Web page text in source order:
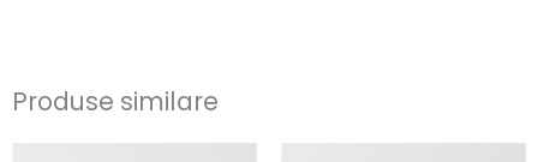
Produse similare